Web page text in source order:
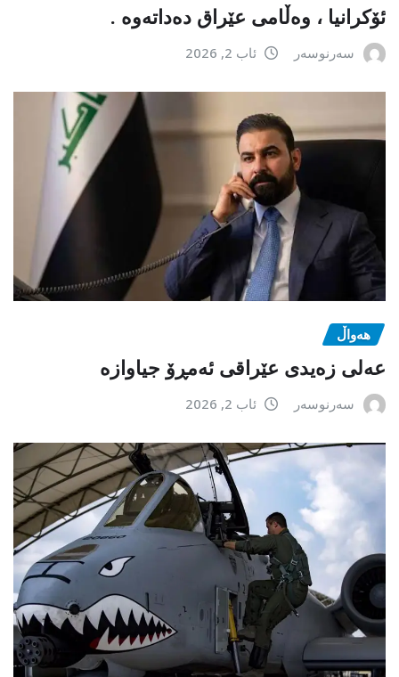
ئۆکرانیا ، وەڵامی عێراق دەداتەوە .
سەرنوسەر ئاب 2, 2026
هەواڵ
عەلی زەیدی عێراقی ئەمڕۆ جیاوازە
سەرنوسەر ئاب 2, 2026